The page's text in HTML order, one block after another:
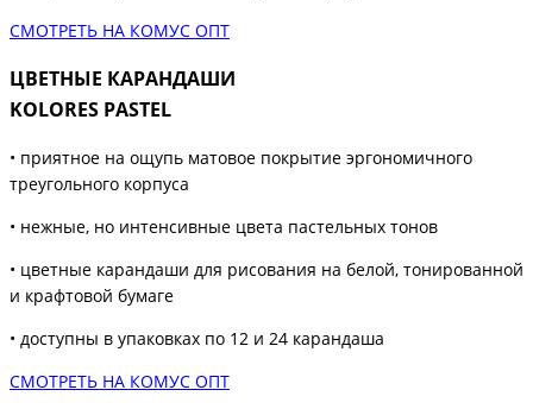
СМОТРЕТЬ НА КОМУС ОПТ
ЦВЕТНЫЕ КАРАНДАШИ
KOLORES PASTEL
• приятное на ощупь матовое покрытие эргономичного
треугольного корпуса
• нежные, но интенсивные цвета пастельных тонов
• цветные карандаши для рисования на белой, тонированной
и крафтовой бумаге
• доступны в упаковках по 12 и 24 карандаша
СМОТРЕТЬ НА КОМУС ОПТ